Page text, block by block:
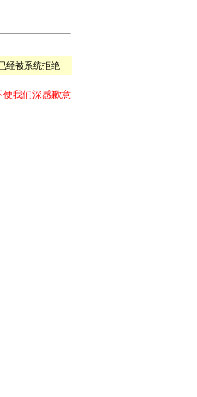
经被系统拒绝
便我们深感歉意